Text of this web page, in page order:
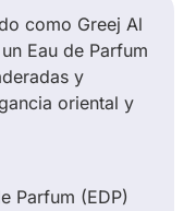
como Greej Al
Eau de Parfum
y
oriental y
Parfum (EDP)